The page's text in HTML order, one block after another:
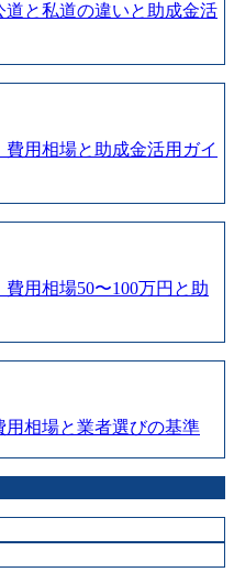
と私道の違いと助成金活
用相場と助成金活用ガイ
用相場50〜100万円と助
相場と業者選びの基準